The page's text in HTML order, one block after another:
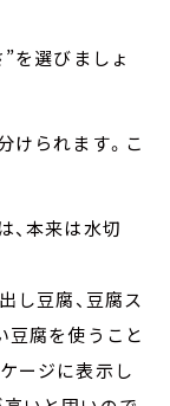
を選びましょ
けられます。こ
、本来は水切
し豆腐、豆腐ス
豆腐を使うこと
ージに表示し